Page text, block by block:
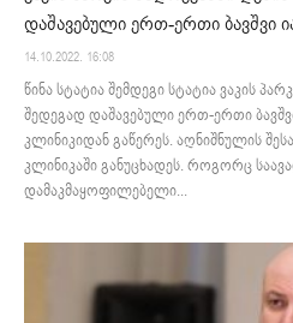
დაშავებული ერთ-ერთი ბავშვი
14.10.2022. 16:08
წინა სტატია შემდეგი სტატია ვაკის
შედეგად დაშავებული ერთ-ერთი
კლინიკიდან გაწერეს. აღნიშნულის
კლინიკაში განუცხადეს. როგორც
დამაკმაყოფილებელი...